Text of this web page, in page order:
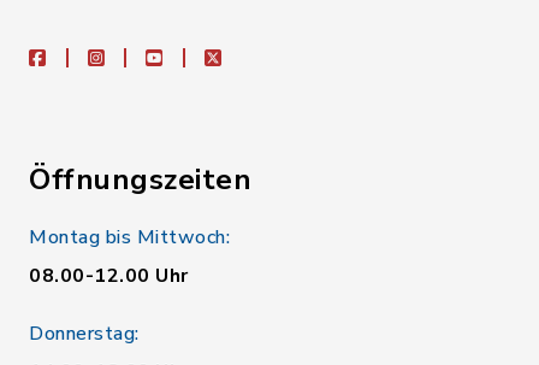
facebookinstagramyoutubeX
Öffnungszeiten
Montag bis Mittwoch:
08.00-12.00 Uhr
Donnerstag: